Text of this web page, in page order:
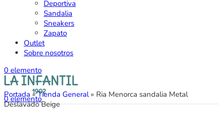
Deportiva
Sandalia
Sneakers
Zapato
Outlet
Sobre nosotros
0 elemento
0elemento
Portada »Tienda General» Ria Menorca sandalia Metal
Deslavado Beige